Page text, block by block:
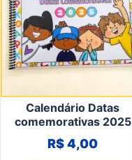
Calendário Datas
comemorativas 2025
R$4,00